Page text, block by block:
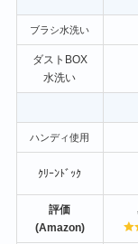
ブラシ水洗い
ダストBOX
水洗い
ハンディ使用
ｸﾘｰﾝﾄﾞｯｸ
評価
(Amazon)